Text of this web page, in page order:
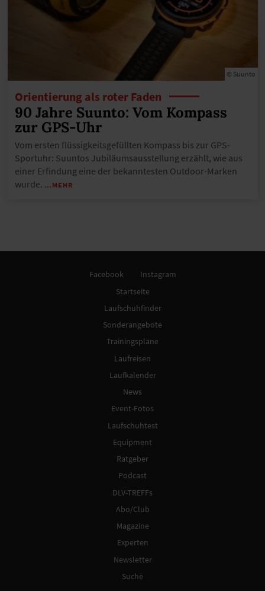
© Suunto
Orientierung als roter Faden
90 Jahre Suunto: Vom Kompass
zur GPS-Uhr
Vom ersten flüssigkeitsgefüllten Kompass bis zur GPS-
Sportuhr: Suuntos Jubiläumsausstellung erzählt, wie aus
einer Erfindung eine der bekanntesten Outdoor-Marken
wurde. …MEHR
Facebook
Instagram
Startseite
Laufschuhfinder
Sonderangebote
Trainingspläne
Laufreisen
Laufkalender
News
Event-Fotos
Laufschuhtest
Equipment
Ratgeber
Podcast
DLV-TREFFs
Abo/Club
Magazine
Experten
Newsletter
Suche